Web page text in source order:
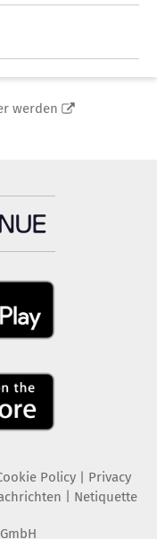
werden
Policy| Privacy
Netiquette